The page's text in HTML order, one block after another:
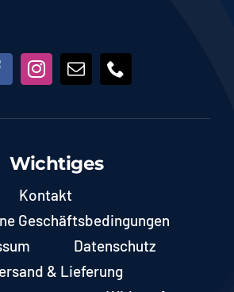
Wichtiges
Kontakt
Geschäftsbedingungen
Datenschutz
& Lieferung